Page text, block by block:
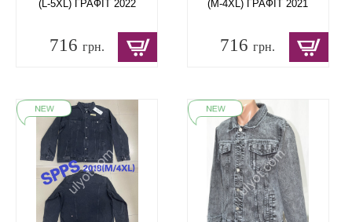
(L-5XL) ГРАФІТ 2022
716 грн.
(M-4XL) ГРАФІТ 2021
716грн.